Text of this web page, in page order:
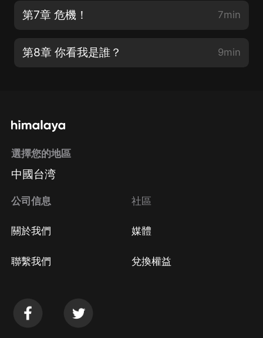
第7章 危機！ 7min
第8章 你看我是誰？ 9min
選擇您的地區
中國台湾
公司信息
關於我們
聯繫我們
社區
媒體
兌換權益